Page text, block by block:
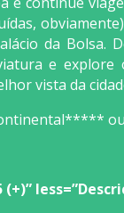
da Bolsa.
e
vista da